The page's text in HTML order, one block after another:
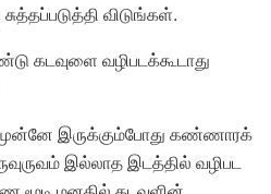
விடுங்கள்.
கடவுளை வழிபடக்கூடாது
முன்னே இருக்கும்போது கண்ணாரக்
இல்லாத இடத்தில் வழிபட